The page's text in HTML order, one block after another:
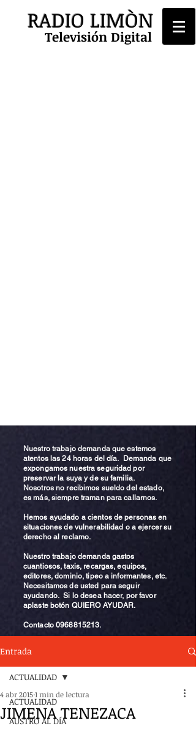
RADIO LIMÒN
Televisión Digital
Nuestro trabajo demanda que estemos
atentos las 24 horas del día. Demanda que
expongamos nuestra seguridad por
preservar la suya y de su familia.
Nosotros no recibimos sueldo del estado,
es más, siempre traman para callarnos.
Hemos ayudado a cientos de personas en
situaciones de vulnerabilidad o a ejercer su
derecho al reclamo.
Nuestro trabajo demanda gastos
cuantiosos, taxis, recargas, equipos,
editores, dominio, tipeo a informantes, etc.
Necesitamos de usted para seguir
ayudando. Si lo desea hacer, por favor
aplaste botón QUIERO AYUDAR.
Contacto0968815213.
Entrada
ACTUALIDAD
AUSTRO AL DÍA
ACTUALIDAD
JIMENA TENEZACA
4 abr 20151 min de lectura